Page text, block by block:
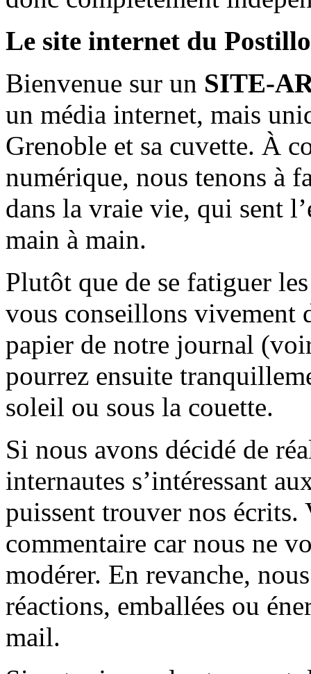
Le site internet du
Bienvenue sur un SITE-
un média internet, mais
Grenoble et sa cuvette. À
numérique, nous tenons à
dans la vraie vie, qui sent
main à main.
Plutôt que de se fatiguer
vous conseillons vivement
papier de notre journal
pourrez ensuite
soleil ou sous la couette.
Si nous avons décidé de
internautes s’intéressant
puissent trouver nos écrits.
commentaire car nous ne
modérer. En revanche,
réactions, emballées ou
mail.